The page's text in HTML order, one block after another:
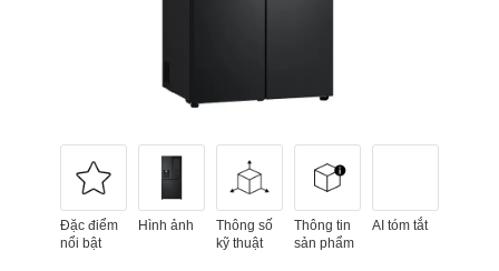
Đặc điểm
nổi bật
Hình ảnh
Thông số
kỹ thuật
Thông tin
sản phẩm
AI tóm tắt